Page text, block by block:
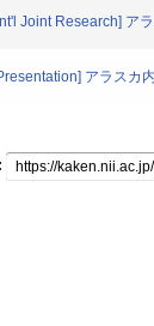
Joint Research] ア
アラスカ